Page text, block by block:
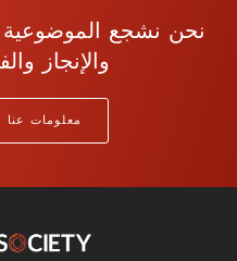
نحن نشجع الموضوعية
والإنجاز
معلومات عنا